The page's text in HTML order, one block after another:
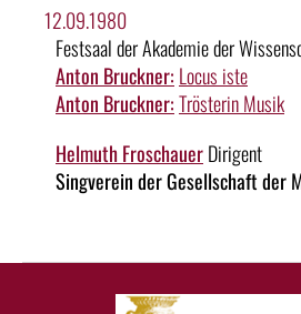
12.09.1980
Festsaal der Akademie der
Anton Bruckner: Locus iste
Anton Bruckner:Trösterin Musik
Helmuth FroschauerDirigent
Singverein der Gesellschaft der